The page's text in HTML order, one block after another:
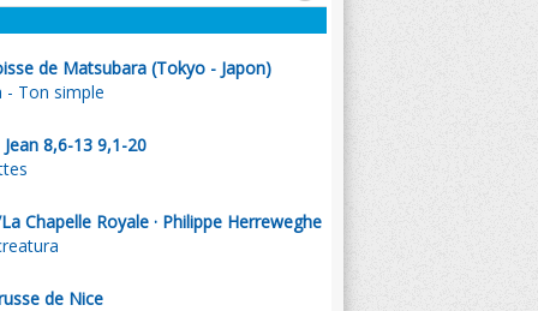
de Matsubara (Tokyo - Japon)
- Ton simple
8,6-13 9,1-20
Chapelle Royale · Philippe Herreweghe
de Nice